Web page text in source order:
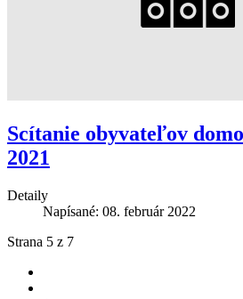
Scítanie obyvateľov
2021
Detaily
Napísané: 08. február 2022
Strana 5 z 7